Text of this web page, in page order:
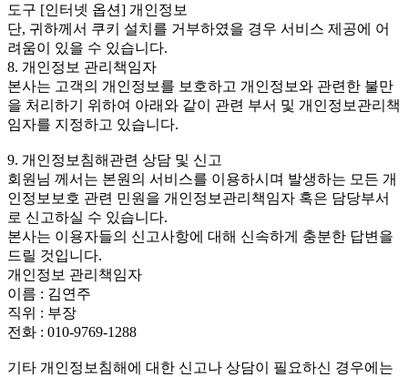
도구 [인터넷 옵션] 개인정보
단, 귀하께서 쿠키 설치를 거부하였을 경우 서비스 제공에 어
려움이 있을 수 있습니다.
8. 개인정보 관리책임자
본사는 고객의 개인정보를 보호하고 개인정보와 관련한 불만
을 처리하기 위하여 아래와 같이 관련 부서 및 개인정보관리책
임자를 지정하고 있습니다.
9. 개인정보침해관련 상담 및 신고
회원님 께서는 본원의 서비스를 이용하시며 발생하는 모든 개
인정보보호 관련 민원을 개인정보관리책임자 혹은 담당부서
로 신고하실 수 있습니다.
본사는 이용자들의 신고사항에 대해 신속하게 충분한 답변을
드릴 것입니다.
개인정보 관리책임자
이름 : 김연주
직위 : 부장
전화 : 010-9769-1288
기타 개인정보침해에 대한 신고나 상담이 필요하신 경우에는